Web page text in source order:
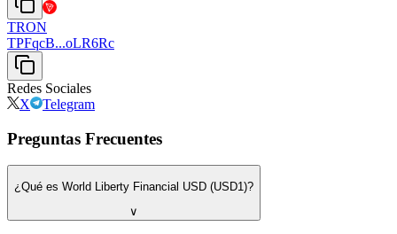
TRON
TPFqcB...oLR6Rc
Redes Sociales
X
Telegram
Preguntas Frecuentes
¿Qué es World Liberty Financial USD (USD1)?
∨